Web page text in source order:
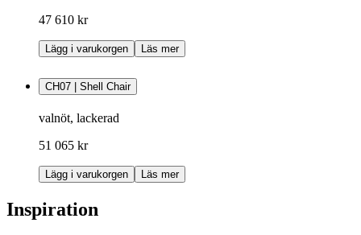
47 610 kr
Lägg i varukorgen Läs mer
CH07 | Shell Chair
valnöt, lackerad
51 065 kr
Lägg i varukorgen Läs mer
Inspiration